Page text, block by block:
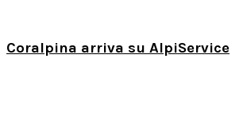
Coralpina arriva su AlpiService